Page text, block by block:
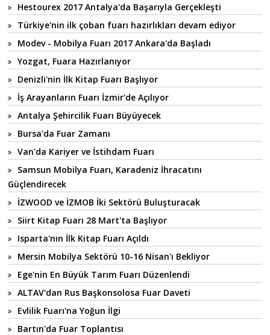
Hestourex 2017 Antalya'da Başarıyla Gerçekleşti
Türkiye'nin ilk çoban fuarı hazırlıkları devam ediyor
Modev - Mobilya Fuarı 2017 Ankara'da Başladı
Yozgat, Fuara Hazırlanıyor
Denizli'nin İlk Kitap Fuarı Başlıyor
İş Arayanların Fuarı İzmir'de Açılıyor
Antalya Şehircilik Fuarı Büyüyecek
Bursa'da Fuar Zamanı
Van'da Kariyer ve İstihdam Fuarı
Samsun Mobilya Fuarı, Karadeniz İhracatını
Güçlendirecek
İZWOOD ve İZMOB İki Sektörü Buluşturacak
Siirt Kitap Fuarı 28 Mart'ta Başlıyor
Isparta'nın İlk Kitap Fuarı Açıldı
Mersin Mobilya Sektörü 10-16 Nisan'ı Bekliyor
Ege'nin En Büyük Tarım Fuarı Düzenlendi
ALTAV'dan Rus Başkonsolosa Fuar Daveti
Evlilik Fuarı'na Yoğun İlgi
Bartın'da Fuar Toplantısı